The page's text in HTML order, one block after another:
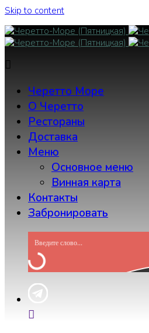
Skip to content
Черетто Море
О Черетто
Рестораны
Доставка
Меню
Основное меню
Винная карта
Контакты
Забронировать